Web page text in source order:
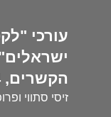
עורכי
הקשרים, 2014):
זיסי סתווי